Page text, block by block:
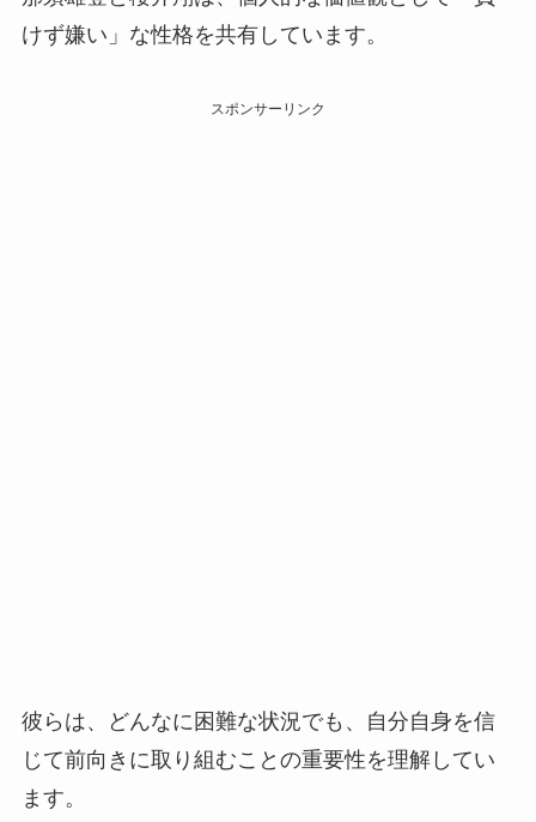
けず嫌い」な性格を共有しています。
スポンサーリンク
彼らは、どんなに困難な状況でも、自分自身を信
じて前向きに取り組むことの重要性を理解してい
ます。